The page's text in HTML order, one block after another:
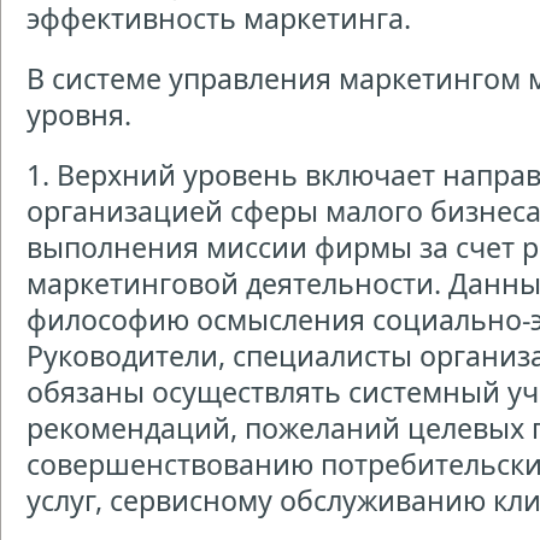
эффективность маркетинга.
В системе управления
уровня.
1. Верхний уровень включает
организацией сферы малого
выполнения миссии фирмы за счет
маркетинговой деятельности.
философию осмысления социально-
Руководители, специалисты
обязаны осуществлять системный
рекомендаций, пожеланий целевых
совершенствованию
услуг, сервисному обслуживанию